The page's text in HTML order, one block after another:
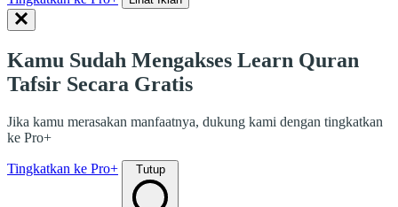
Kamu Sudah Mengakses Learn Quran
Tafsir Secara Gratis
Jika kamu merasakan manfaatnya, dukung kami dengan tingkatkan
ke Pro+
Tingkatkan ke Pro+ Tutup